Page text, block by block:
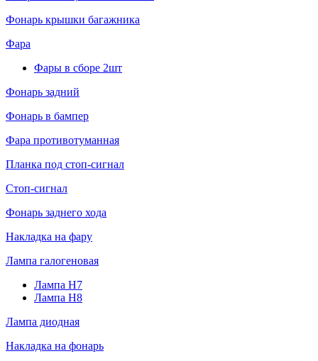
Фонарь крышки багажника
Фара
Фары в сборе 2шт
Фонарь задний
Фонарь в бампер
Фара противотуманная
Планка под стоп-сигнал
Стоп-сигнал
Фонарь заднего хода
Накладка на фару
Лампа галогеновая
Лампа H7
Лампа H8
Лампа диодная
Накладка на фонарь